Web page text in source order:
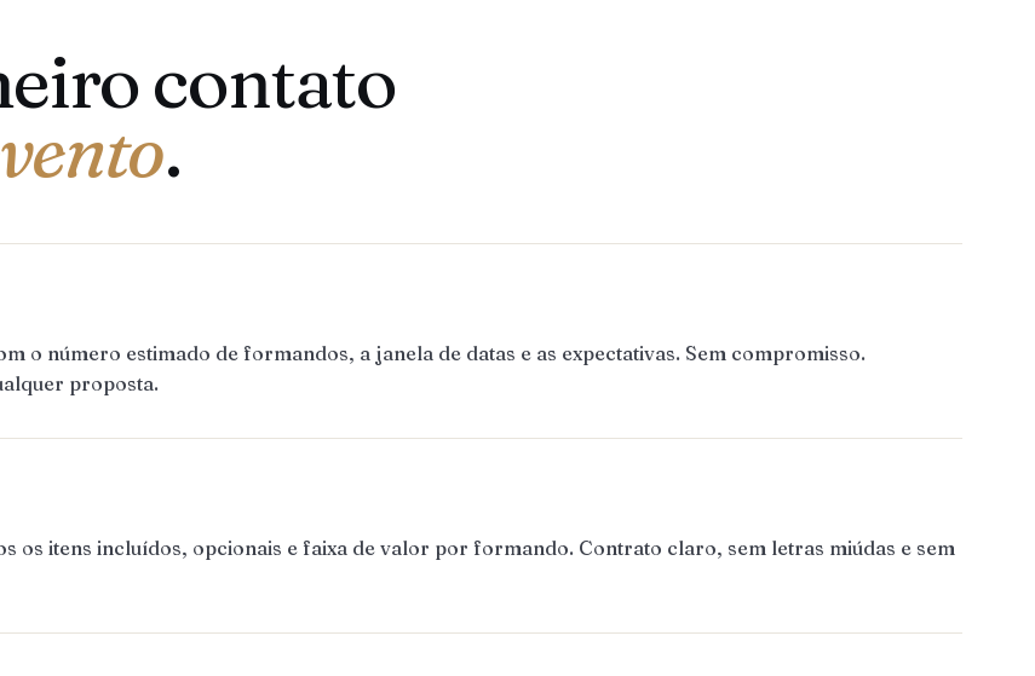
contato
.
o número estimado de formandos, a janela de datas e as expectativas. Sem compromisso.
proposta.
os itens incluídos, opcionais e faixa de valor por formando. Contrato claro, sem letras miúdas e sem